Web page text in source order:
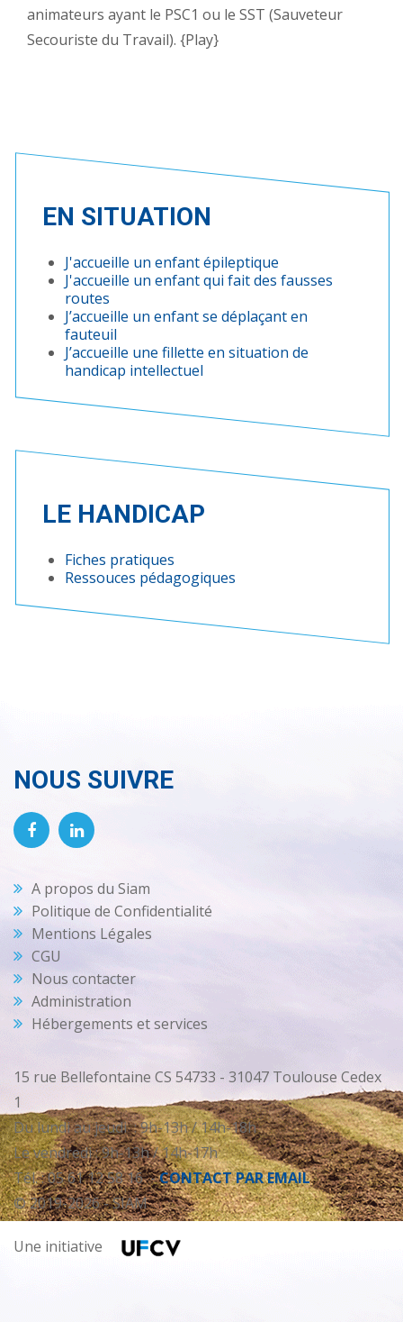
animateurs ayant le PSC1 ou le SST (Sauveteur
Secouriste du Travail). {Play}
EN SITUATION
J'accueille un enfant épileptique
J'accueille un enfant qui fait des fausses
routes
J’accueille un enfant se déplaçant en
fauteuil
J’accueille une fillette en situation de
handicap intellectuel
LE HANDICAP
Fiches pratiques
Ressouces pédagogiques
NOUS SUIVRE
A propos du Siam
Politique de Confidentialité
Mentions Légales
CGU
Nous contacter
Administration
Hébergements et services
15 rue Bellefontaine CS 54733 - 31047 Toulouse Cedex
1
Du lundi au jeudi : 9h-13h / 14h-18h
Le vendredi : 9h-13h / 14h-17h
Tél. : 05 61 12 58 16 -CONTACT PAR EMAIL
© 2019-2026 - SIAM
Une initiative